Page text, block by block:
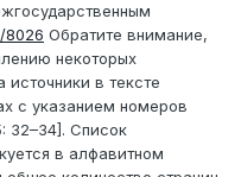
8026 Обратите внимание,
некоторых
в тексте
с указанием номеров
32–34]. Список
в алфавитном